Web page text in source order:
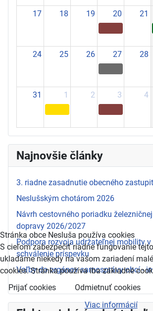
17 18 19 20 21
24 25 26 27 28
31 1 2 3 4
Najnovšie články
3. riadne zasadnutie obecného
Neslušským chotárom 2026
Návrh cestovného poriadku
dopravy 2026/2027
Podpora rozvoja udržateľnej mobility v
schválenie príspevku
Voľby do orgánov samosprávy obcí -
Stránka obce Nesluša používa cookies
S cieľom zabezpečiť riadne fungovanie
ukladáme niekedy na vašom zariadení
cookies. Stránka používa iba základné
Prijať cookies
Odmietnuť cookies
Viac informácií